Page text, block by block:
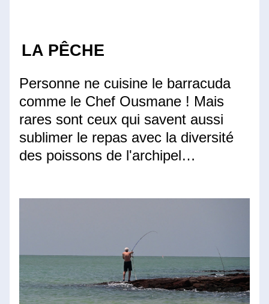
LA PÊCHE
Personne ne cuisine le barracuda
comme le Chef Ousmane ! Mais
rares sont ceux qui savent aussi
sublimer le repas avec la diversité
des poissons de l'archipel…